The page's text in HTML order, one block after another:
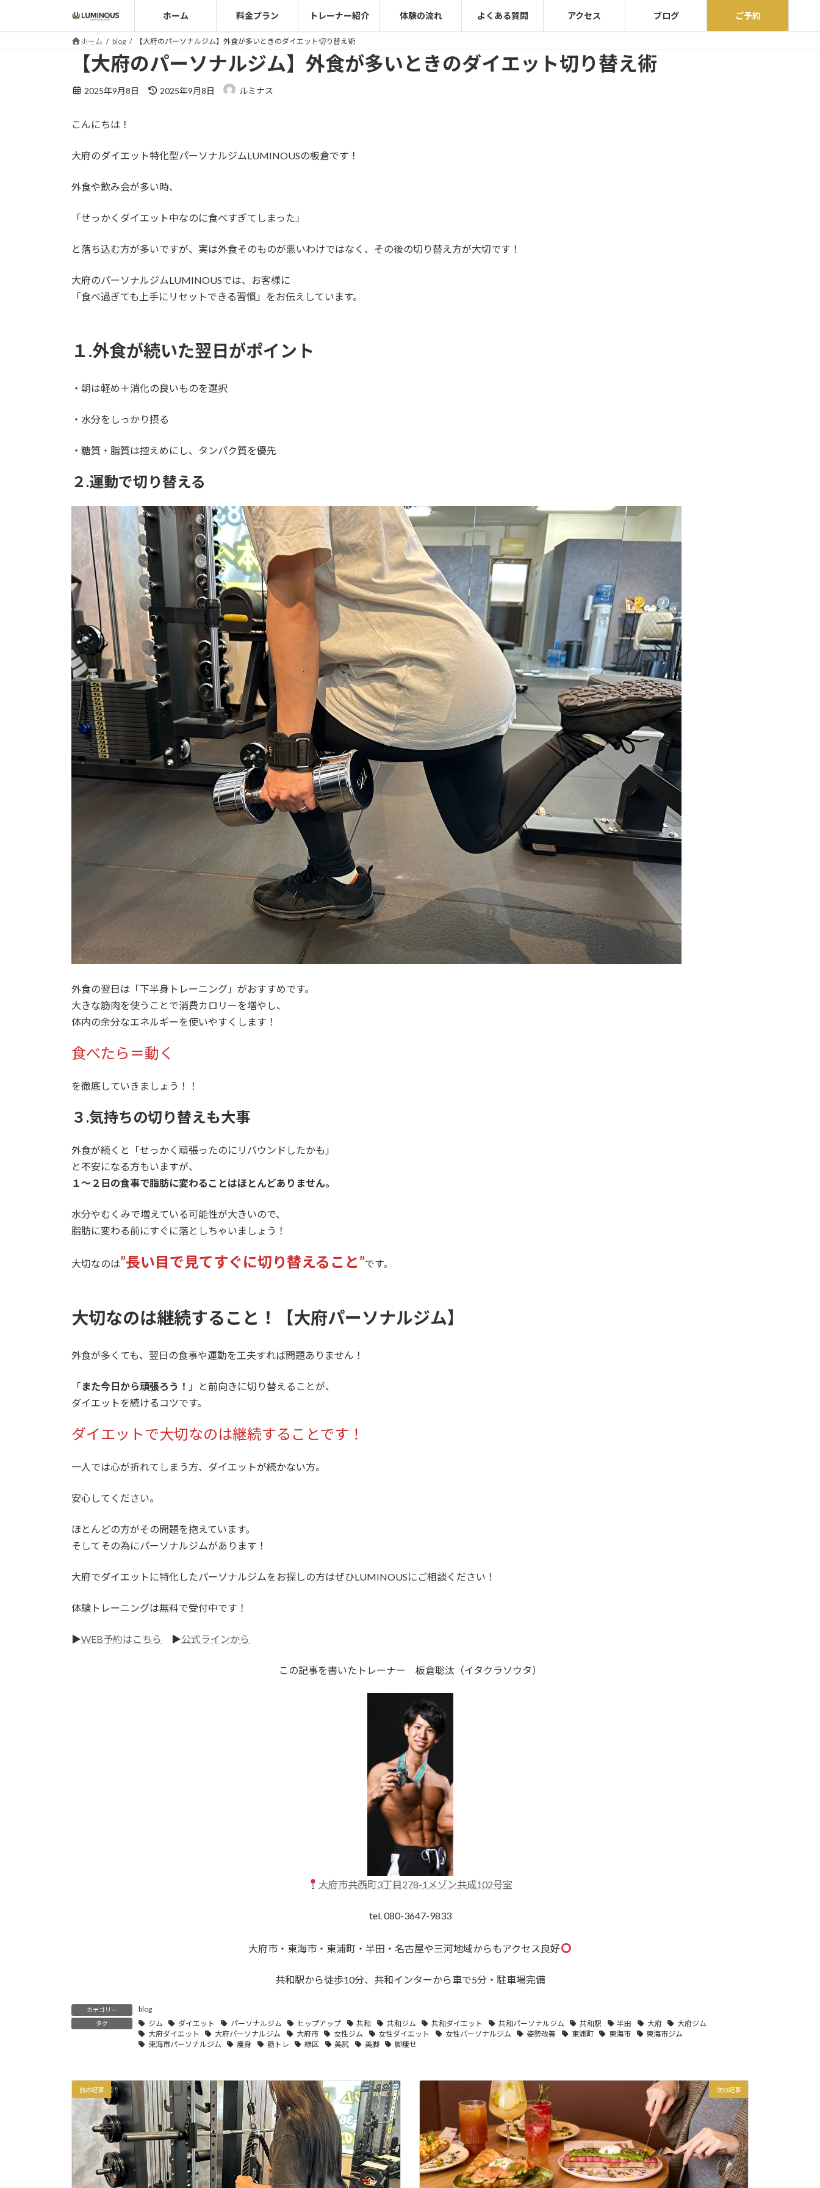
ホーム 料金プラン トレーナー紹介 体験の流れ よくある質問 アクセス ブログ ご予約
ホーム blog 【大府のパーソナルジム】外食が多いときのダイエット切り替え術
【大府のパーソナルジム】外食が多いときのダイエット切り替え術
2025年9月8日
最
:
2025年9月8日 ルミナス
こんにちは！
大府のダイエット特化型パーソナルジムLUMINOUSの板倉です！
外食や飲み会が多い時、
「せっかくダイエット中なのに食べすぎてしまった」
と落ち込む方が多いですが、実は外食そのものが悪いわけではなく、その後の切り替え方が大切です！
大府のパーソナルジムLUMINOUSでは、お客様に
「食べ過ぎても上手にリセットできる習慣」をお伝えしています。
１.外食が続いた翌日がポイント
・朝は軽め＋消化の良いものを選択
・水分をしっかり摂る
・糖質・脂質は控えめにし、タンパク質を優先
２.運動で切り替える
外食の翌日は「下半身トレーニング」がおすすめです。
大きな筋肉を使うことで消費カロリーを増やし、
体内の余分なエネルギーを使いやすくします！
食べたら＝動く
を徹底していきましょう！！
３.気持ちの切り替えも大事
外食が続くと「せっかく頑張ったのにリバウンドしたかも」
と不安になる方もいますが、
１〜２日の食事で脂肪に変わることはほとんどありません。
水分やむくみで増えている可能性が大きいので、
脂肪に変わる前にすぐに落としちゃいましょう！
大切なのは”長い目で見てすぐに切り替えること”です。
大切なのは継続すること！【大府パーソナルジム】
外食が多くても、翌日の食事や運動を工夫すれば問題ありません！
「 また今日から頑張ろう！ 」と前向きに切り替えることが、
ダイエットを続けるコツです。
ダイエットで大切なのは継続することです！
一人では心が折れてしまう方、ダイエットが続かない方。
安心してください。
ほとんどの方がその問題を抱えています。
そしてその為にパーソナルジムがあります！
大府でダイエットに特化したパーソナルジムをお探しの方はぜひLUMINOUSにご相談ください！
体験トレーニングは無料で受付中です！
▶︎WEB予約はこちら ▶︎公式ラインから
この記事を書いたトレーナー 板倉聡汰（イタクラソウタ）
大府市共西町3丁目278-1メゾン共成102号室
tel. 080-3647-9833
大府市・東海市・東浦町・半田・名古屋や三河地域からもアクセス良好
共和駅から徒歩10分、共和インターから車で5分・駐車場完備
カテゴリー blog
タグ ジム ダイエット パーソナルジム ヒップアップ 共和 共和ジム 共和ダイエット 共和パーソナルジム 共和駅 半田 大府
大府ジム
大府ダイエット
大府パーソナルジム 大府市 女性ジム 女性ダイエット 女性パーソナルジム 姿勢改善 東浦町 東海市
東海市ジム
東海市パーソナルジム
痩身 筋トレ 緑区 美尻 美脚 脚痩せ
前の記事 次の記事